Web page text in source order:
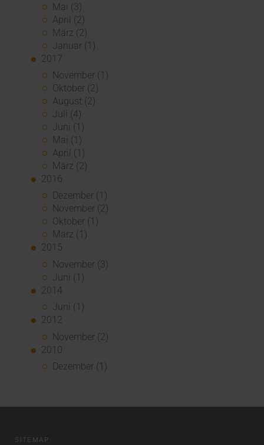
Mai (3)
April (2)
März (2)
Januar (1)
2017
November (1)
Oktober (2)
August (2)
Juli (4)
Juni (1)
Mai (1)
April (1)
März (2)
2016
Dezember (1)
November (2)
Oktober (1)
März (1)
2015
November (3)
Juni (1)
2014
Juni (1)
2012
November (2)
2010
Dezember (1)
SITEMAP